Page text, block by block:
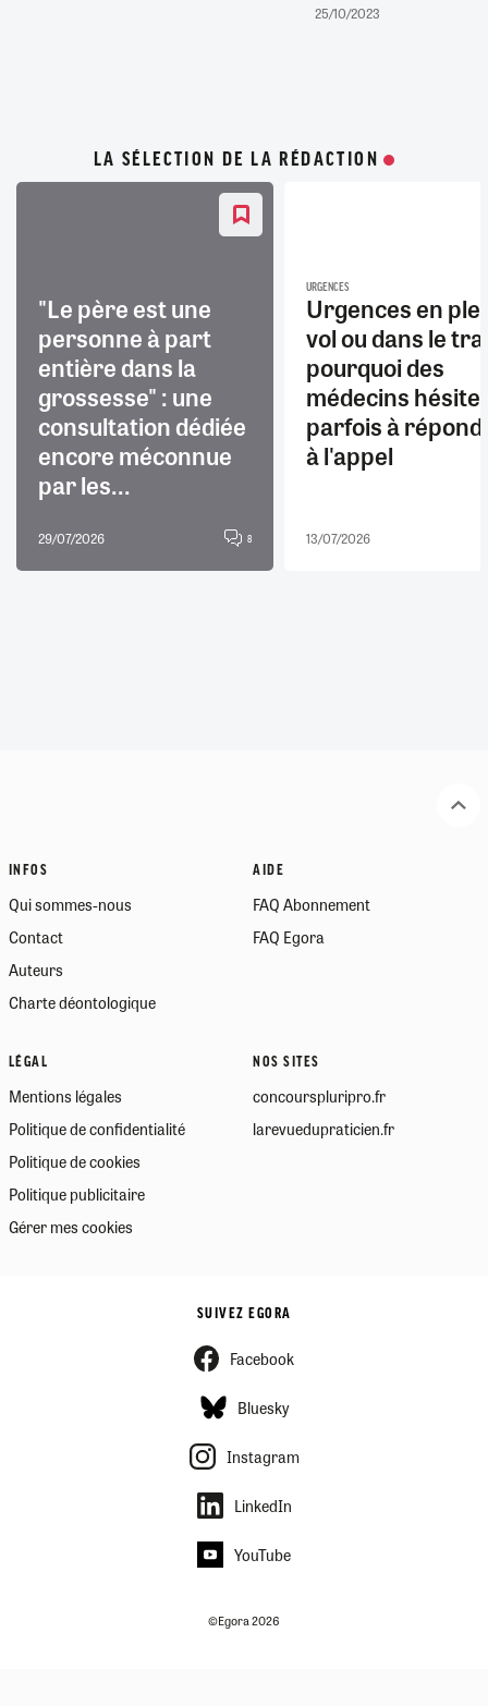
25/10/2023
LA SÉLECTION DE LA RÉDACTION
"Le père est une
personne à part
entière dans la
grossesse" : une
consultation dédiée
encore méconnue
par les...
29/07/2026 8
URGENCES
Urgences en
vol ou dans le
pourquoi des
médecins
parfois à
à l'appel
13/07/2026
INFOS
Qui sommes-nous
Contact
Auteurs
Charte déontologique
AIDE
FAQ Abonnement
FAQ Egora
LÉGAL
Mentions légales
Politique de confidentialité
Politique de cookies
Politique publicitaire
Gérer mes cookies
NOS SITES
concourspluripro.fr
larevuedupraticien.fr
SUIVEZ EGORA
Facebook
Bluesky
Instagram
LinkedIn
YouTube
©Egora 2026